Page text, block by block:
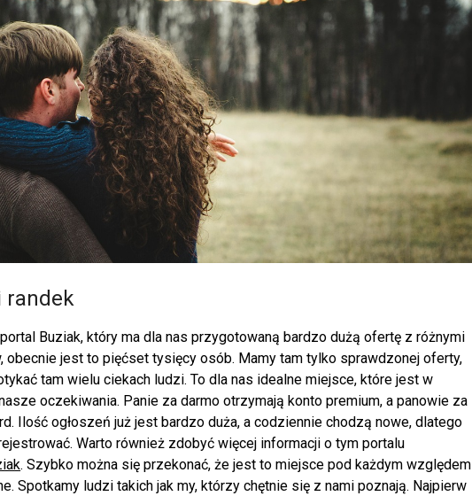
randek
Buziak, który ma dla nas przygotowaną bardzo dużą ofertę z różnymi
obecnie jest to pięćset tysięcy osób. Mamy tam tylko sprawdzonej oferty,
tam wielu ciekach ludzi. To dla nas idealne miejsce, które jest w
oczekiwania. Panie za darmo otrzymają konto premium, a panowie za
Ilość ogłoszeń już jest bardzo duża, a codziennie chodzą nowe, dlatego
Warto również zdobyć więcej informacji o tym portalu
. Szybko można się przekonać, że jest to miejsce pod każdym względem
Spotkamy ludzi takich jak my, którzy chętnie się z nami poznają. Najpierw